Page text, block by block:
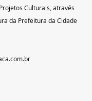
Culturais, através
da Prefeitura da Cidade